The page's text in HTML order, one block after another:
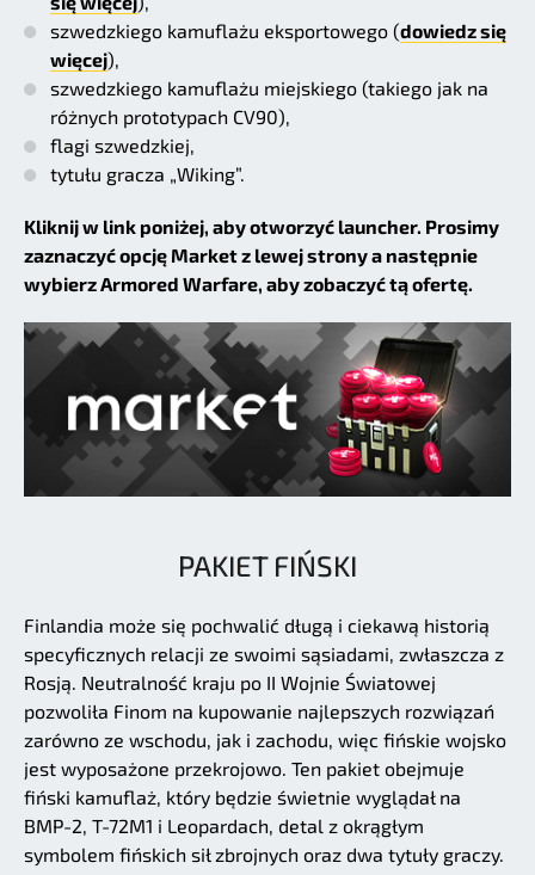
szwedzkiego kamuflażu eksportowego (dowiedz się
więcej),
szwedzkiego kamuflażu miejskiego (takiego jak na
różnych prototypach CV90),
flagi szwedzkiej,
tytułu gracza „Wiking”.
Kliknij w link poniżej, aby otworzyć launcher. Prosimy
zaznaczyć opcję Market z lewej strony a następnie
wybierz Armored Warfare, aby zobaczyć tą ofertę.
PAKIET FIŃSKI
Finlandia może się pochwalić długą i ciekawą historią
specyficznych relacji ze swoimi sąsiadami, zwłaszcza z
Rosją. Neutralność kraju po II Wojnie Światowej
pozwoliła Finom na kupowanie najlepszych rozwiązań
zarówno ze wschodu, jak i zachodu, więc fińskie wojsko
jest wyposażone przekrojowo. Ten pakiet obejmuje
fiński kamuflaż, który będzie świetnie wyglądał na
BMP-2, T-72M1 i Leopardach, detal z okrągłym
symbolem fińskich sił zbrojnych oraz dwa tytuły graczy.